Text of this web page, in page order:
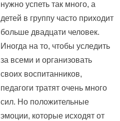
нужно успеть так много, а
детей в группу часто приходит
больше двадцати человек.
Иногда на то, чтобы уследить
за всеми и организовать
своих воспитанников,
педагоги тратят очень много
сил. Но положительные
эмоции, которые исходят от